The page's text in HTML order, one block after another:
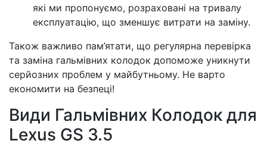
які ми пропонуємо, розраховані на тривалу
експлуатацію, що зменшує витрати на заміну.
Також важливо пам’ятати, що регулярна перевірка
та заміна гальмівних колодок допоможе уникнути
серйозних проблем у майбутньому. Не варто
економити на безпеці!
Види Гальмівних Колодок для
Lexus GS 3.5